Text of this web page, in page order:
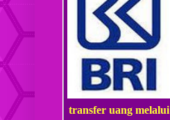
transfer uang melalui